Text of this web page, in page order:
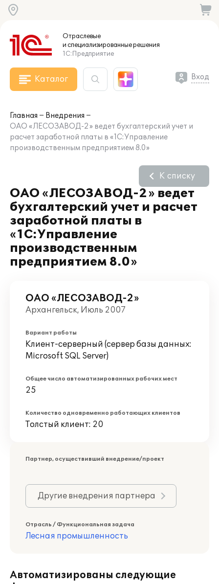
Отраслевые
и специализированныерешения
1С:Предприятие
Каталог Вход
Главная
Внедрения
ОАО «ЛЕСОЗАВОД-2» ведет бухгалтерский учет и
расчет заработной платы в «1С:Управление
производственным предприятием 8.0»
ОАО «ЛЕСОЗАВОД-2» ведет
бухгалтерский учет и расчет
заработной платы в
«1С:Управление
производственным
предприятием 8.0»
К списку
ОАО «ЛЕСОЗАВОД-2»
Архангельск, Июль 2007
Вариант работы
Клиент-серверный (сервер базы данных:
Microsoft SQL Server)
Общее число автоматизированных рабочих мест
25
Количество одновременно работающих клиентов
Толстый клиент: 20
Партнер, осуществивший внедрение/проект
Другие внедрения партнера
Отрасль / Функциональная задача
Лесная промышленность
Автоматизированы следующие